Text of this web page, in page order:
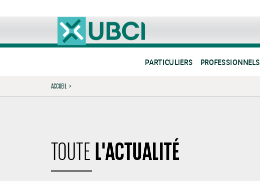
PARTICULIERS PROFESSIONNELS
ACCUEIL >
TOUTEL'ACTUALITÉ